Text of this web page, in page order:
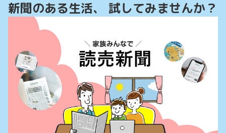
新聞のある生活、 試してみませんか？